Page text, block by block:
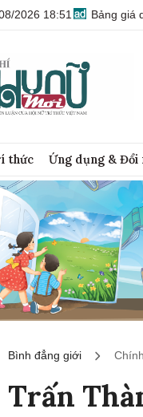
2026 18:51 Bảng giá
thức Ứng dụng & Đổi
Bình đẳng giới
Trấn